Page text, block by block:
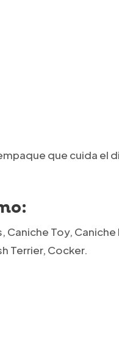
que cuida el
Toy, Caniche
Terrier, Cocker.